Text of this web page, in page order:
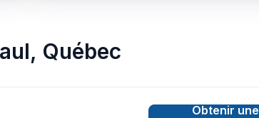
, Québec
Obtenir une